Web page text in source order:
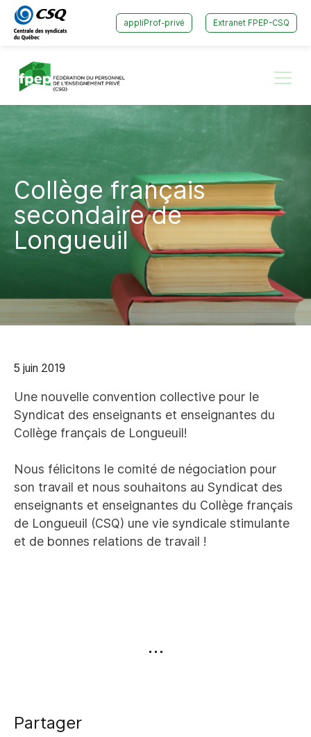
Passer
au
menu
Passer
au
contenu
appliProf-privé Extranet FPEP-CSQ
Collège français
secondaire de
Longueuil
5 juin 2019
Une nouvelle convention collective pour le
Syndicat des enseignants et enseignantes du
Collège français de Longueuil!
Nous félicitons le comité de négociation pour
son travail et nous souhaitons au Syndicat des
enseignants et enseignantes du Collège français
de Longueuil (CSQ) une vie syndicale stimulante
et de bonnes relations de travail !
Partager